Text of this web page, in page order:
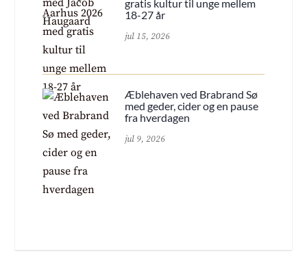
gratis kultur til unge mellem
18-27 år
jul 15, 2026
Æblehaven ved Brabrand Sø
med geder, cider og en pause
fra hverdagen
jul 9, 2026